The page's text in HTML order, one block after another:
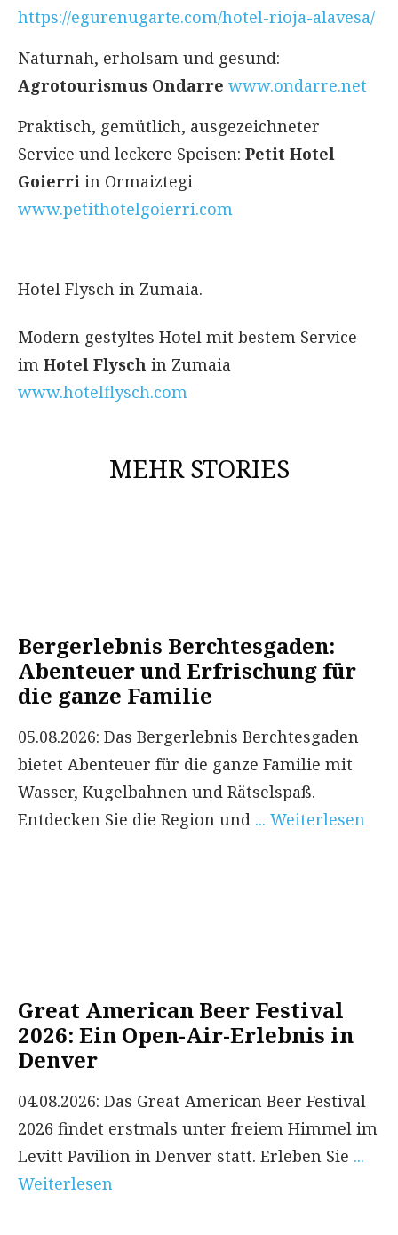
https://egurenugarte.com/hotel-rioja-alavesa/
Naturnah, erholsam und gesund:
Agrotourismus Ondarre www.ondarre.net
Praktisch, gemütlich, ausgezeichneter
Service und leckere Speisen: Petit Hotel
Goierri in Ormaiztegi
www.petithotelgoierri.com
Hotel Flysch in Zumaia.
Modern gestyltes Hotel mit bestem Service
im Hotel Flysch in Zumaia
www.hotelflysch.com
MEHR STORIES
Bergerlebnis Berchtesgaden:
Abenteuer und Erfrischung für
die ganze Familie
05.08.2026: Das Bergerlebnis Berchtesgaden
bietet Abenteuer für die ganze Familie mit
Wasser, Kugelbahnen und Rätselspaß.
Entdecken Sie die Region und ... Weiterlesen
Great American Beer Festival
2026: Ein Open-Air-Erlebnis in
Denver
04.08.2026: Das Great American Beer Festival
2026 findet erstmals unter freiem Himmel im
Levitt Pavilion in Denver statt. Erleben Sie ...
Weiterlesen